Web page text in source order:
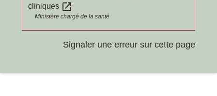
cliniques open_in_new
Ministère chargé de la santé
Signaler une erreur sur cette page